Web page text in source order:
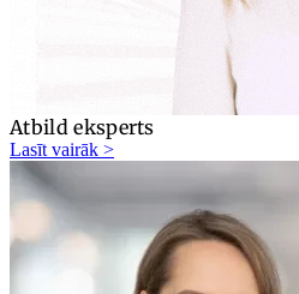
Atbild eksperts
Lasīt vairāk >